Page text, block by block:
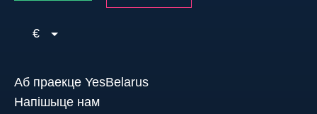
€
Аб праекце YesBelarus
Напішыце нам